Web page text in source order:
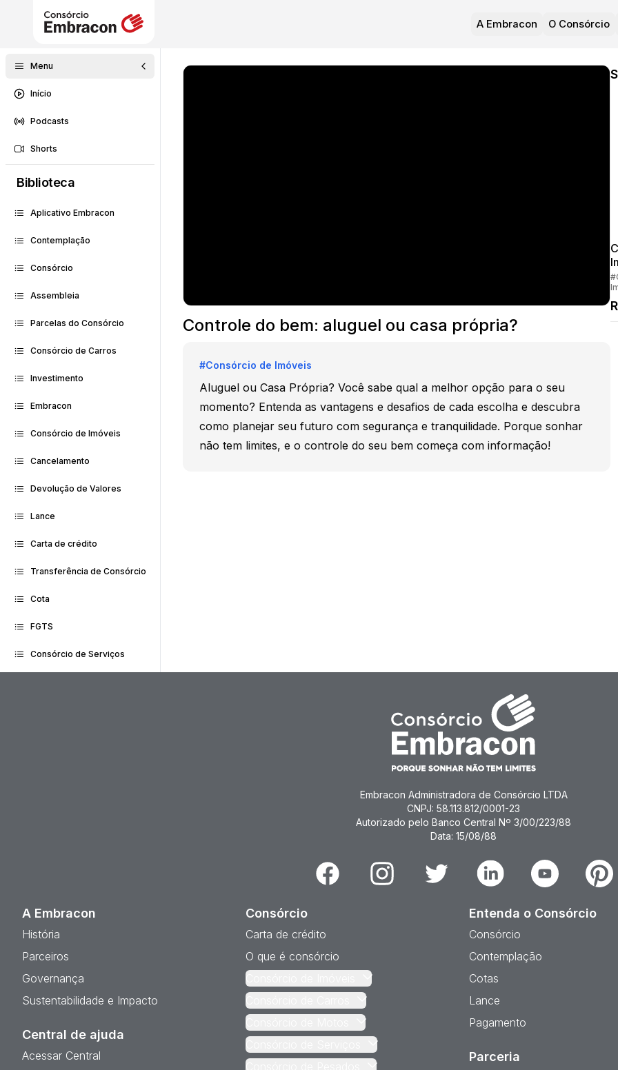
A Embracon O Consórcio
Menu
Início
Podcasts
Shorts
Biblioteca
Aplicativo Embracon
Contemplação
Consórcio
Assembleia
Parcelas do Consórcio
Consórcio de Carros
Investimento
Embracon
Consórcio de Imóveis
Cancelamento
Devolução de Valores
Lance
Carta de crédito
Transferência de Consórcio
Cota
FGTS
Consórcio de Serviços
Controle do bem: aluguel ou casa própria?
#Consórcio de Imóveis
Aluguel ou Casa Própria? Você sabe qual a melhor opção para o seu
momento? Entenda as vantagens e desafios de cada escolha e descubra
como planejar seu futuro com segurança e tranquilidade. Porque sonhar
não tem limites, e o controle do seu bem começa com informação!
Embracon Administradora de Consórcio LTDA
CNPJ: 58.113.812/0001-23
Autorizado pelo Banco Central Nº 3/00/223/88
Data: 15/08/88
Facebook Instagram Twitter Linkedin Youtube
A Embracon
História
Parceiros
Governança
Sustentabilidade e Impacto
Central de ajuda
Acessar Central
Consórcio
Carta de crédito
O que é consórcio
Entenda o Consórcio
Consórcio
Contemplação
Cotas
Lance
Pagamento
Parceria